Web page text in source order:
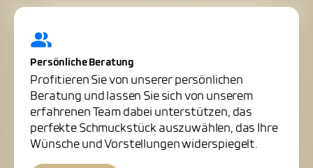
Persönliche Beratung
Profitieren Sie von unserer persönlichen
Beratung und lassen Sie sich von unserem
erfahrenen Team dabei unterstützen, das
perfekte Schmuckstück auszuwählen, das Ihre
Wünsche und Vorstellungen widerspiegelt.